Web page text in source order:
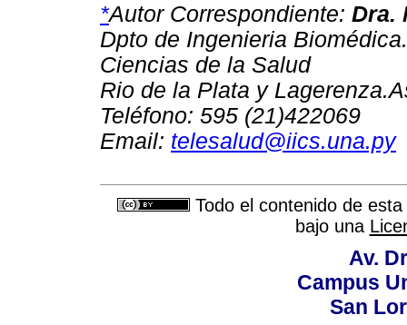
*Autor Correspondiente: Dra.
Dpto de Ingenieria
Ciencias de la Salud
Rio de la Plata y
Teléfono: 595 (21)422069
Email: telesalud@iics.una.py
Todo el contenido de
bajo una
Av.
Campus
San